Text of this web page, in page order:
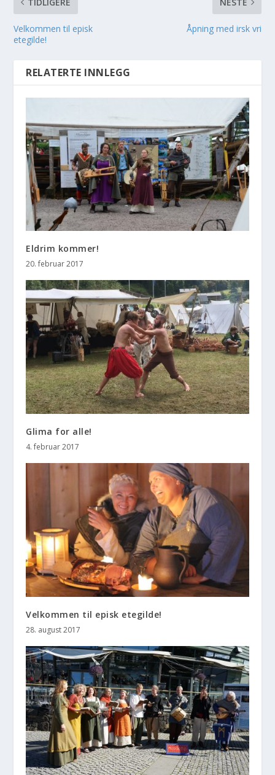
Velkommen til episk
etegilde!
Åpning med irsk vri
RELATERTE INNLEGG
Eldrim kommer!
20. februar 2017
Glima for alle!
4. februar 2017
Velkommen til episk etegilde!
28. august 2017